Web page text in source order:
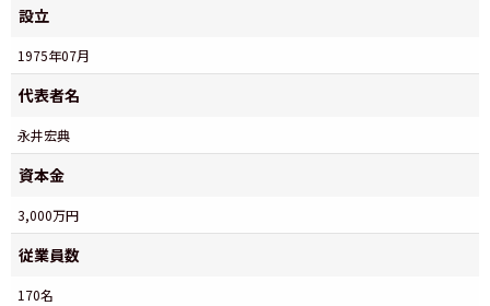
設立
1975年07月
代表者名
永井宏典
資本金
3,000万円
従業員数
170名